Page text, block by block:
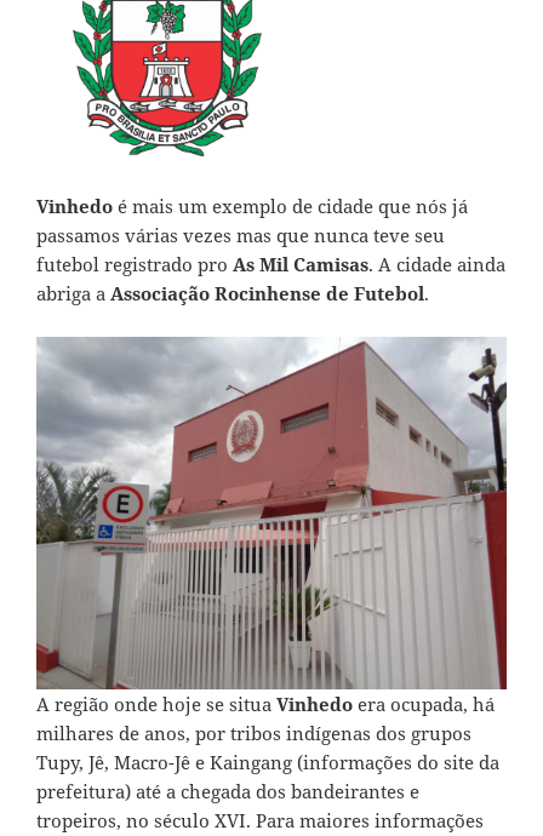
Vinhedo é mais um exemplo de cidade que nós já
passamos várias vezes mas que nunca teve seu
futebol registrado pro As Mil Camisas. A cidade ainda
abriga a Associação Rocinhense de Futebol.
A região onde hoje se situa Vinhedo era ocupada, há
milhares de anos, por tribos indígenas dos grupos
Tupy, Jê, Macro-Jê e Kaingang (informações do site da
prefeitura) até a chegada dos bandeirantes e
tropeiros, no século XVI. Para maiores informações